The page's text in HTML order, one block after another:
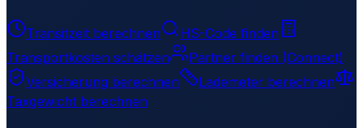
Transitzeit berechnen
HS-Code finden
Transportkosten schätzen
Partner finden (Connect)
Versicherung berechnen
Lademeter berechnen
Taxgewicht berechnen